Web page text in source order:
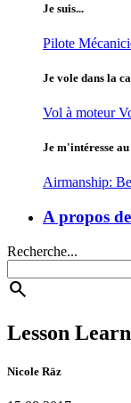
Je suis...
Pilote
Je vole dans la
Vol à moteur
Je m'intéresse au
Airmanship:
A propos
Recherche...
search
Lesson
Nicole Räz